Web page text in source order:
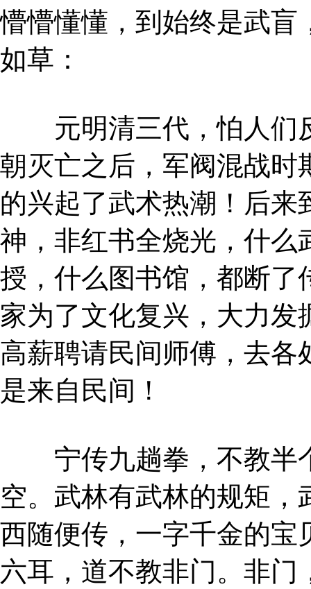
懵懵懂懂，到始终是武盲
如草：
元明清三代，怕人们
朝灭亡之后，军阀混战时
的兴起了武术热潮！后
神，非红书全烧光，什么
授，什么图书馆，都断了
家为了文化复兴，大力
高薪聘请民间师傅，去各
是来自民间！
宁传九趟拳，不教半
空。武林有武林的规矩
西随便传，一字千金的宝
六耳，道不教非门。非门